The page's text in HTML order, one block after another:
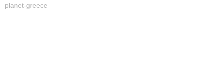
planet-greece